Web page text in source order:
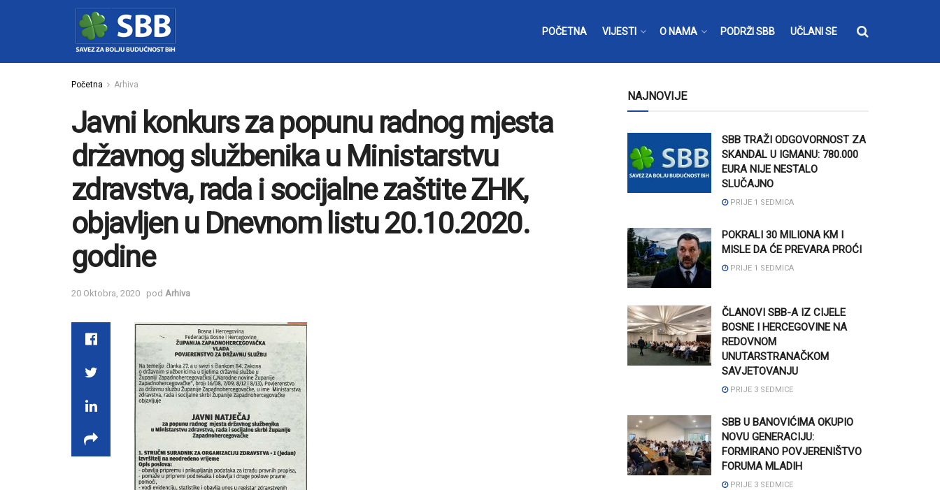
POČETNA VIJESTI O NAMA PODRŽI SBB UČLANI SE
Početna Arhiva
Javni konkurs za popunu radnog mjesta
državnog službenika u Ministarstvu
zdravstva, rada i socijalne zaštite ZHK,
objavljen u Dnevnom listu 20.10.2020.
godine
20 Oktobra, 2020 pod Arhiva
NAJNOVIJE
SBB TRAŽI ODGOVORNOST ZA
SKANDAL U IGMANU: 780.000
EURA NIJE NESTALO
SLUČAJNO
PRIJE 1 SEDMICA
POKRALI 30 MILIONA KM I
MISLE DA ĆE PREVARA PROĆI
PRIJE 1 SEDMICA
ČLANOVI SBB-A IZ CIJELE
BOSNE I HERCEGOVINE NA
REDOVNOM
UNUTARSTRANAČKOM
SAVJETOVANJU
PRIJE 3 SEDMICE
SBB U BANOVIĆIMA OKUPIO
NOVU GENERACIJU:
FORMIRANO POVJERENIŠTVO
FORUMA MLADIH
PRIJE 3 SEDMICE